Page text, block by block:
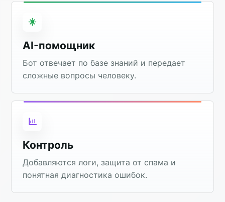
AI-помощник
Бот отвечает по базе знаний и передает
сложные вопросы человеку.
Контроль
Добавляются логи, защита от спама и
понятная диагностика ошибок.